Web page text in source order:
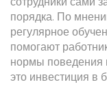
порядка. По
регулярное
помогают
нормы поведения
это инвестиция в